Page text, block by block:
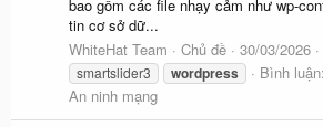
bao gồm các file nhạy cảm như wp-
tin cơ sở dữ...
WhiteHat Team
Chủ đề 30/03/2026
smartslider3
wordpress Bình
An ninh mạng